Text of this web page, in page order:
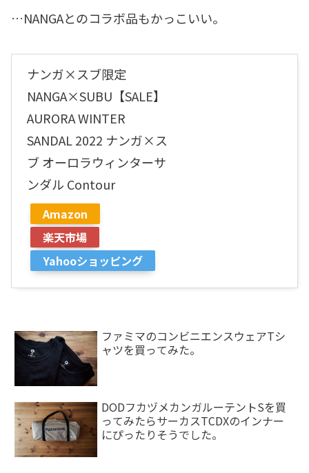
…NANGAとのコラボ品もかっこいい。
ナンガ×スブ限定
NANGA×SUBU【SALE】
AURORA WINTER
SANDAL 2022 ナンガ×ス
ブ オーロラウィンターサ
ンダル Contour
Amazon
楽天市場
Yahooショッピング
ファミマのコンビニエンスウェアTシ
ャツを買ってみた。
DODフカヅメカンガルーテントSを買
ってみたらサーカスTCDXのインナー
にぴったりそうでした。